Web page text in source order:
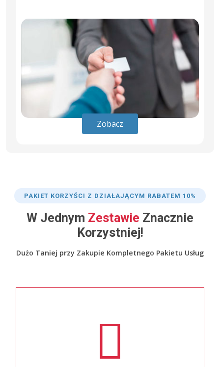
Zobacz
PAKIET KORZYŚCI Z DZIAŁAJĄCYM RABATEM 10%
W Jednym Zestawie Znacznie
Korzystniej!
Dużo Taniej przy Zakupie Kompletnego Pakietu Usług